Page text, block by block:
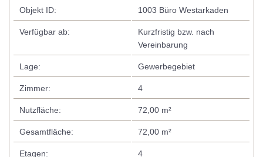
Objekt ID: 1003 Büro Westarkaden
Verfügbar ab:
Kurzfristig bzw. nach
Vereinbarung
Lage: Gewerbegebiet
Zimmer: 4
Nutzfläche: 72,00 m²
Gesamtfläche: 72,00 m²
Etagen: 4